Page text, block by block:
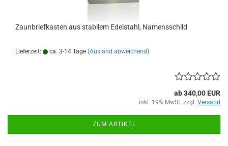
Zaunbriefkasten aus stabilem Edelstahl, Namensschild
Lieferzeit: ca. 3-14 Tage (Ausland abweichend)
ab 340,00 EUR
inkl. 19% MwSt. zzgl. Versand
ZUM ARTIKEL